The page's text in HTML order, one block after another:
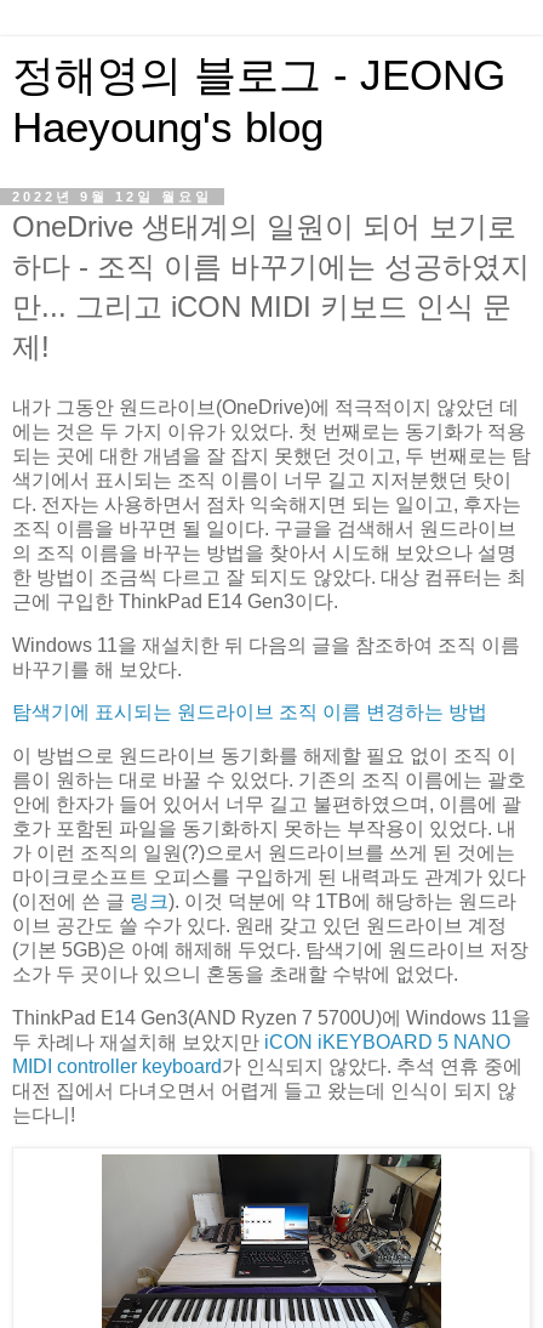
정해영의 블로그 - JEONG
Haeyoung's blog
2022년 9월 12일 월요일
OneDrive 생태계의 일원이 되어 보기로
하다 - 조직 이름 바꾸기에는 성공하였지
만... 그리고 iCON MIDI 키보드 인식 문
제!
내가 그동안 원드라이브(OneDrive)에 적극적이지 않았던 데
에는 것은 두 가지 이유가 있었다. 첫 번째로는 동기화가 적용
되는 곳에 대한 개념을 잘 잡지 못했던 것이고, 두 번째로는 탐
색기에서 표시되는 조직 이름이 너무 길고 지저분했던 탓이
다. 전자는 사용하면서 점차 익숙해지면 되는 일이고, 후자는
조직 이름을 바꾸면 될 일이다. 구글을 검색해서 원드라이브
의 조직 이름을 바꾸는 방법을 찾아서 시도해 보았으나 설명
한 방법이 조금씩 다르고 잘 되지도 않았다. 대상 컴퓨터는 최
근에 구입한 ThinkPad E14 Gen3이다.
Windows 11을 재설치한 뒤 다음의 글을 참조하여 조직 이름
바꾸기를 해 보았다.
탐색기에 표시되는 원드라이브 조직 이름 변경하는 방법
이 방법으로 원드라이브 동기화를 해제할 필요 없이 조직 이
름이 원하는 대로 바꿀 수 있었다. 기존의 조직 이름에는 괄호
안에 한자가 들어 있어서 너무 길고 불편하였으며, 이름에 괄
호가 포함된 파일을 동기화하지 못하는 부작용이 있었다. 내
가 이런 조직의 일원(?)으로서 원드라이브를 쓰게 된 것에는
마이크로소프트 오피스를 구입하게 된 내력과도 관계가 있다
(이전에 쓴 글 링크). 이것 덕분에 약 1TB에 해당하는 원드라
이브 공간도 쓸 수가 있다. 원래 갖고 있던 원드라이브 계정
(기본 5GB)은 아예 해제해 두었다. 탐색기에 원드라이브 저장
소가 두 곳이나 있으니 혼동을 초래할 수밖에 없었다.
ThinkPad E14 Gen3(AND Ryzen 7 5700U)에 Windows 11을
두 차례나 재설치해 보았지만 iCON iKEYBOARD 5 NANO
MIDI controller keyboard가 인식되지 않았다. 추석 연휴 중에
대전 집에서 다녀오면서 어렵게 들고 왔는데 인식이 되지 않
는다니!